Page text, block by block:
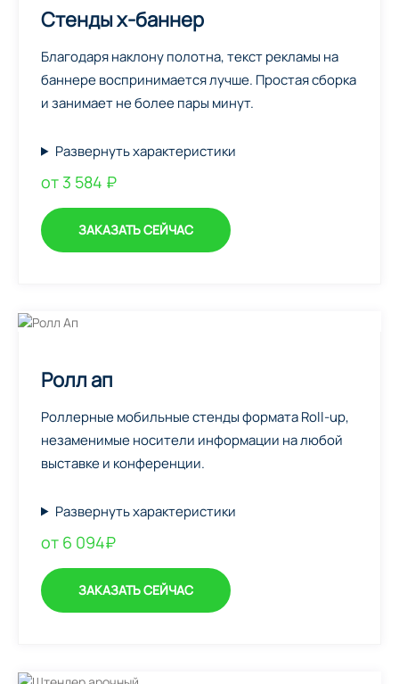
Стенды х-баннер
Благодаря наклону полотна, текст рекламы на
баннере воспринимается лучше. Простая сборка
и занимает не более пары минут.
Развернуть характеристики
от 3 584 ₽
ЗАКАЗАТЬ СЕЙЧАС
Ролл ап
Роллерные мобильные стенды формата Roll-up,
незаменимые носители информации на любой
выставке и конференции.
Развернуть характеристики
от 6 094₽
ЗАКАЗАТЬ СЕЙЧАС